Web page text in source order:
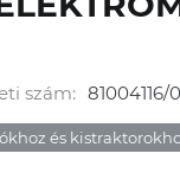
szám: 81004116/0
és